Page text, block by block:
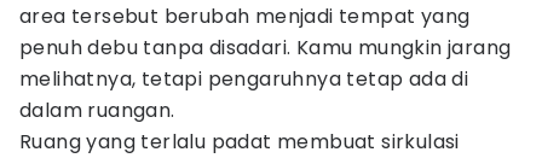
area tersebut berubah menjadi tempat yang
penuh debu tanpa disadari. Kamu mungkin jarang
melihatnya, tetapi pengaruhnya tetap ada di
dalam ruangan.
Ruang yang terlalu padat membuat sirkulasi